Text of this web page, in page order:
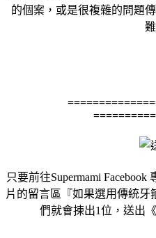
的個案，或是很複雜的問題
只要前往Supermami
片的留言區『如果選用傳統
們就會揀出1位，送出